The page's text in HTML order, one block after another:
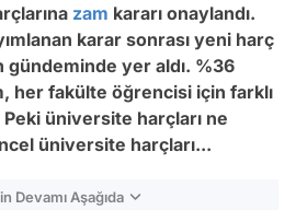
zam kararı onaylandı.
karar sonrası yeni harç
yer aldı. %36
her fakülte öğrencisi için farklı
üniversite harçları ne
üniversite harçları...
Devamı Aşağıda